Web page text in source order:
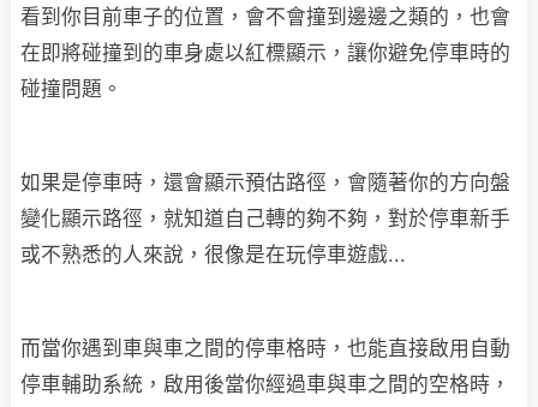
看到你目前車子的位置，會不會撞到邊邊之類的，也會
在即將碰撞到的車身處以紅標顯示，讓你避免停車時的
碰撞問題。
如果是停車時，還會顯示預估路徑，會隨著你的方向盤
變化顯示路徑，就知道自己轉的夠不夠，對於停車新手
或不熟悉的人來說，很像是在玩停車遊戲...
而當你遇到車與車之間的停車格時，也能直接啟用自動
停車輔助系統，啟用後當你經過車與車之間的空格時，